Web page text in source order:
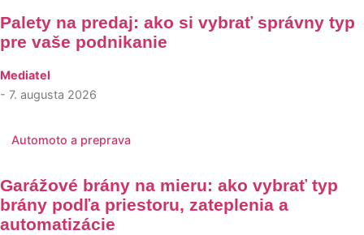
Palety na predaj: ako si vybrať správny typ
pre vaše podnikanie
Mediatel
- 7. augusta 2026
Automoto a preprava
Garážové brány na mieru: ako vybrať typ
brány podľa priestoru, zateplenia a
automatizácie